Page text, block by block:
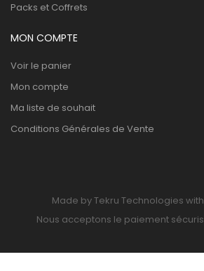
Packs et Coffrets
MON COMPTE
Voir le panier
Mon compte
Ma liste de souhait
Conditions Générales de Vente
Made by Tekru Technologies
Nous acceptons le paiement